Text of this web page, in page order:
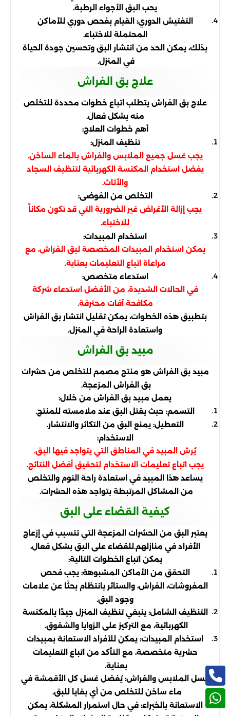
يحب البق الأجواء الرطبة.
التفتيش الدوري: القيام بفحص دوري للأماكن
المحتملة للاختباء.
بذلك، يمكن الحد من انتشار البق وتحسين جودة الحياة
في المنزل.
علاج بق الفراش
علاج بق الفراش يتطلب اتباع خطوات محددة للتخلص
منه بشكل فعال.
أهم خطوات العلاج:
تنظيف المنزل:
يجب غسل جميع الملابس والفراش بالماء الساخن.
يفضل استخدام المكنسة الكهربائية لتنظيف السجاد
والأثاث.
التخلص من الفوضى:
يجب إزالة الأغراض غير الضرورية التي قد تكون مكاناً
للاختباء.
استخدام المبيدات:
يمكن استخدام المبيدات المخصصة لبق الفراش، مع
مراعاة اتباع التعليمات بعناية.
استدعاء متخصص:
في الحالات الشديدة، من الأفضل استدعاء شركة
مكافحة آفات محترفة.
بتطبيق هذه الخطوات، يمكن تقليل انتشار بق الفراش
واستعادة الراحة في المنزل.
مبيد بق الفراش
مبيد بق الفراش هو منتج مصمم للتخلص من حشرات
بق الفراش المزعجة.
يعمل مبيد بق الفراش من خلال:
التسمم: حيث يقتل البق عند ملامسته للمنتج.
التعطيل: يمنع البق من التكاثر والانتشار.
الاستخدام:
يُرش المبيد في المناطق التي يتواجد فيها البق.
يجب اتباع تعليمات الاستخدام لتحقيق أفضل النتائج.
يساعد هذا المبيد في استعادة راحة النوم والتخلص
من المشاكل المرتبطة بتواجد هذه الحشرات.
كيفية القضاء على البق
يعتبر البق من الحشرات المزعجة التي تتسبب في إزعاج
الأفراد في منازلهم.للقضاء على البق بشكل فعال،
يمكن اتباع الخطوات التالية:
التحقق من الأماكن المشبوهة: يجب فحص
المفروشات، الفراش، والستائر بانتظام بحثًا عن علامات
وجود البق.
التنظيف الشامل: ينبغي تنظيف المنزل جيدًا بالمكنسة
الكهربائية، مع التركيز على الزوايا والشقوق.
استخدام المبيدات: يمكن للأفراد الاستعانة بمبيدات
حشرية متخصصة، مع التأكد من اتباع التعليمات
بعناية.
غسل الملابس والفراش: يُفضل غسل كل الأقمشة في
ماء ساخن للتخلص من أي بقايا للبق.
الاستعانة بالخبراء: في حال استمرار المشكلة، يمكن